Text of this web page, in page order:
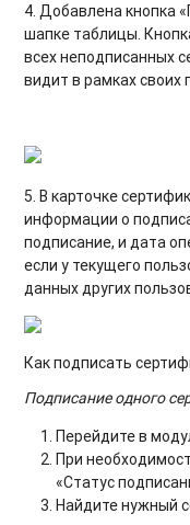
4. Добавлена кнопка
шапке таблицы.
всех неподписанных
видит в рамках своих
5. В карточке
информации о
подписание, и дата
если у текущего
данных других
Как подписать
Подписание одного
Перейдите в
При
«Статус
Найдите нужный